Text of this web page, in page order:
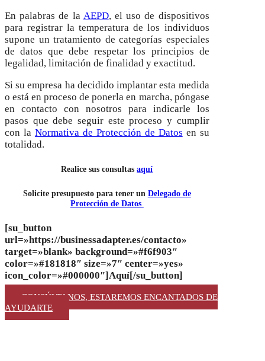
En palabras de la AEPD, el uso de dispositivos
para registrar la temperatura de los individuos
supone un tratamiento de categorías especiales
de datos que debe respetar los principios de
legalidad, limitación de finalidad y exactitud.
Si su empresa ha decidido implantar esta medida
o está en proceso de ponerla en marcha, póngase
en contacto con nosotros para indicarle los
pasos que debe seguir este proceso y cumplir
con la Normativa de Protección de Datos en su
totalidad.
Realice sus consultasaquí
Solicite presupuesto para tener un Delegado de
Protección de Datos
[su_button
url=»https://businessadapter.es/contacto»
target=»blank» background=»#f6f903″
color=»#181818″ size=»7″ center=»yes»
icon_color=»#000000″]Aquí[/su_button]
CONSÚLTANOS, ESTAREMOS ENCANTADOS DE
AYUDARTE